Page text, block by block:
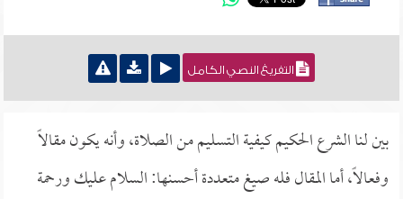
التفريغ النصي الكامل
بين لنا الشرع الحكيم كيفية التسليم من الصلاة، وأنه يكون مقالاً
وفعالاً، أما المقال فله صيغ متعددة أحسنها: السلام عليك ورحمة